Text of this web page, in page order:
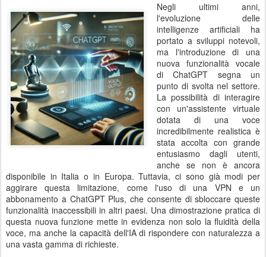
Negli ultimi anni,
l'evoluzione delle
intelligenze artificiali ha
portato a sviluppi notevoli,
ma l'introduzione di una
nuova funzionalità vocale
di ChatGPT segna un
punto di svolta nel settore.
La possibilità di interagire
con un'assistente virtuale
dotata di una voce
incredibilmente realistica è
stata accolta con grande
entusiasmo dagli utenti,
anche se non è ancora
disponibile in Italia o in Europa. Tuttavia, ci sono già modi per
aggirare questa limitazione, come l'uso di una VPN e un
abbonamento a ChatGPT Plus, che consente di sbloccare queste
funzionalità inaccessibili in altri paesi. Una dimostrazione pratica di
questa nuova funzione mette in evidenza non solo la fluidità della
voce, ma anche la capacità dell'IA di rispondere con naturalezza a
una vasta gamma di richieste.